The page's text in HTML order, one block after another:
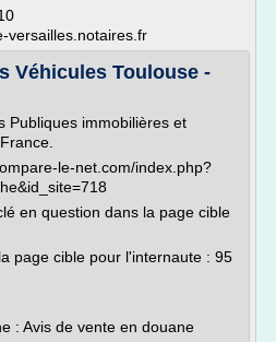
versailles.notaires.fr
Véhicules Toulouse -
Publiques immobilières et
le-net.com/index.php?
en question dans la page cible
page cible pour l'internaute : 95
: Avis de vente en douane